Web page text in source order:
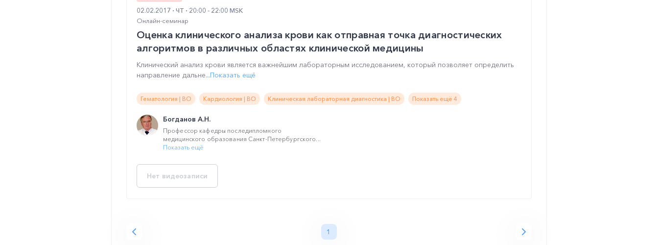
02.02.2017 ЧТ
20:00 - 22:00 MSK
Онлайн-семинар
Оценка клинического анализа крови как отправная точка диагностических
алгоритмов в различных областях клинической медицины
Клинический анализ крови является важнейшим лабораторным исследованием, который позволяет определить
направление дальне...Показать ещё
Гематология | ВО Кардиология | ВО Клиническая лабораторная диагностика | ВО Показать ещё 4
Богданов А.Н.
Профессор кафедры последипломного
медицинского образования Санкт-Петербургского...
Показать ещё
Нет видеозаписи
1